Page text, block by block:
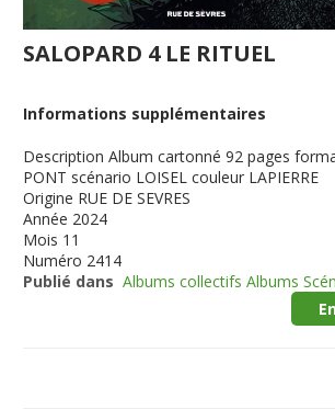
SALOPARD 4 LE RITUEL
Informations supplémentaires
Description Album cartonné 92 pages
PONT scénario LOISEL couleur LAPIERRE
Origine RUE DE SEVRES
Année 2024
Mois 11
Numéro 2414
Publié dans Albums collectifs Albums